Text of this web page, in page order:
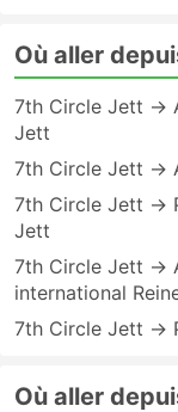
Où aller
7th Circle Jett →
Jett
7th Circle Jett →
7th Circle Jett →
Jett
7th Circle Jett →
international
7th Circle Jett →
Où aller